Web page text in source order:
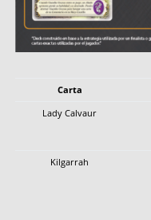
Carta
Lady Calvaur
Kilgarrah